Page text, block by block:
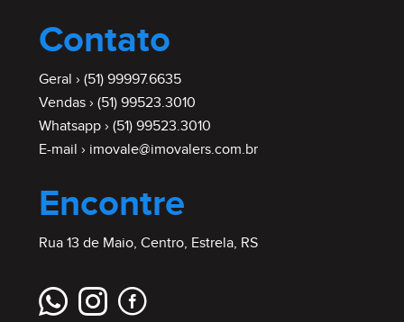
Contato
Geral › (51) 99997.6635
Vendas › (51) 99523.3010
Whatsapp › (51) 99523.3010
E-mail › imovale@imovalers.com.br
Encontre
Rua 13 de Maio, Centro, Estrela, RS